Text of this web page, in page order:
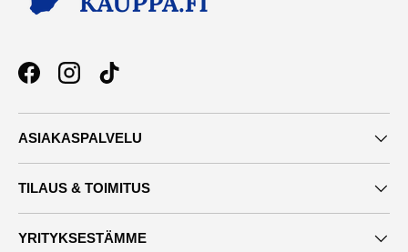
FacebookInstagramTikTok
ASIAKASPALVELU
TILAUS & TOIMITUS
YRITYKSESTÄMME